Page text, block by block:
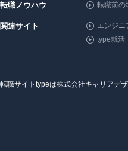
転職ノウハウ 転職前の
関連サイト エンジニ
type就活
転職サイトtypeは株式会社キャリアデ